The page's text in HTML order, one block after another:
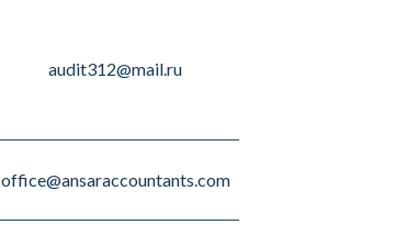
audit312@mail.ru
office@ansaraccountants.com